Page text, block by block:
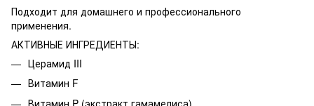
Подходит для домашнего и профессионального
применения.
АКТИВНЫЕ ИНГРЕДИЕНТЫ:
Церамид III
Витамин F
Витамин P (экстракт гамамелиса)